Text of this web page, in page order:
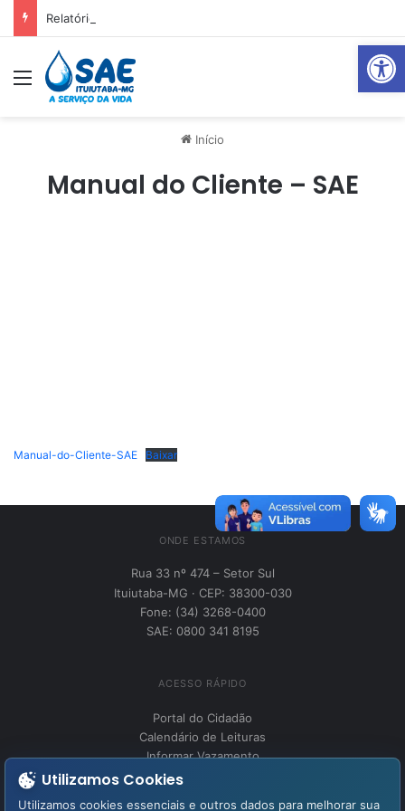
Abrir
Relatório Mensal Janeiro – Qualidade da Água Tratada
Menu
Início
Manual do Cliente – SAE
Manual-do-Cliente-SAE Baixar
ONDE ESTAMOS
Rua 33 nº 474 – Setor Sul
Ituiutaba-MG · CEP: 38300-030
Fone: (34) 3268-0400
SAE: 0800 341 8195
ACESSO RÁPIDO
Portal do Cidadão
Calendário de Leituras
Informar Vazamento
INSTITUCIONAL
Utilizamos Cookies
Utilizamos cookies essenciais e outros dados para melhorar sua